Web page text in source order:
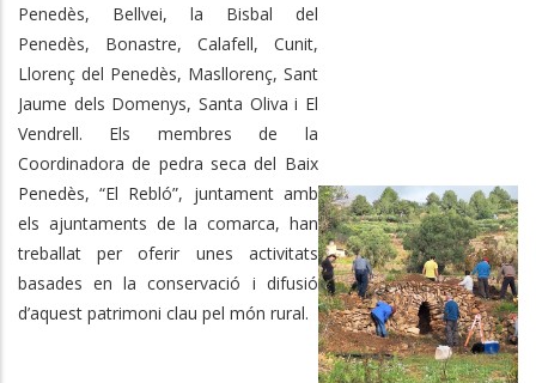
Penedès, Bellvei, la Bisbal del
Penedès, Bonastre, Calafell, Cunit,
Llorenç del Penedès, Masllorenç, Sant
Jaume dels Domenys, Santa Oliva i El
Vendrell. Els membres de la
Coordinadora de pedra seca del Baix
Penedès, “El Rebló”, juntament amb
els ajuntaments de la comarca, han
treballat per oferir unes activitats
basades en la conservació i difusió
d’aquest patrimoni clau pel món rural.